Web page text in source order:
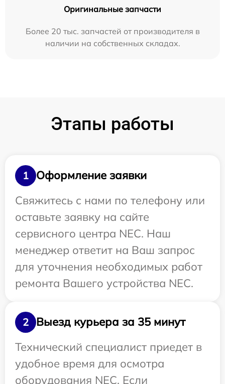
Оригинальные запчасти
Более 20 тыс. запчастей от производителя в
наличии на собственных складах.
Этапы работы
1
Оформление заявки
Свяжитесь с нами по телефону или
оставьте заявку на сайте
сервисного центра NEC. Наш
менеджер ответит на Ваш запрос
для уточнения необходимых работ
ремонта Вашего устройства NEC.
2
Выезд курьера за 35 минут
Технический специалист приедет в
удобное время для осмотра
оборудования NEC. Если